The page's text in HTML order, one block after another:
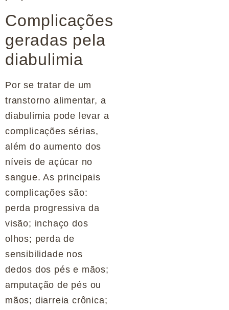
Complicações
geradas pela
diabulimia
Por se tratar de um
transtorno alimentar, a
diabulimia pode levar a
complicações sérias,
além do aumento dos
níveis de açúcar no
sangue. As principais
complicações são:
perda progressiva da
visão; inchaço dos
olhos; perda de
sensibilidade nos
dedos dos pés e mãos;
amputação de pés ou
mãos; diarreia crônica;